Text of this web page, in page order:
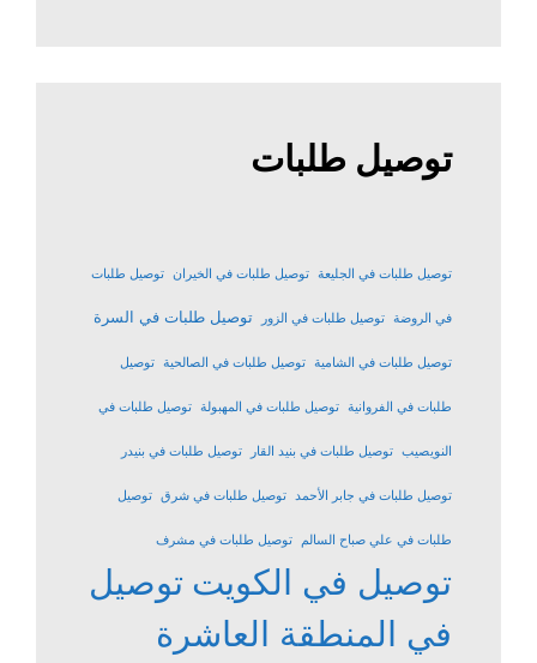
توصيل طلبات
توصيل طلبات في الجليعة توصيل طلبات في الخيران توصيل طلبات
في الروضة توصيل طلبات في الزور توصيل طلبات في السرة
توصيل طلبات في الشامية توصيل طلبات في الصالحية توصيل
طلبات في الفروانية توصيل طلبات في المهبولة توصيل طلبات في
النويصيب توصيل طلبات في بنيد القار توصيل طلبات في بنيدر
توصيل طلبات في جابر الأحمد توصيل طلبات في شرق توصيل
طلبات في علي صباح السالم توصيل طلبات في مشرف
توصيل في الكويت توصيل
في المنطقة العاشرة